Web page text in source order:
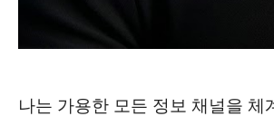
나는 가용한 모든 정보 채널을